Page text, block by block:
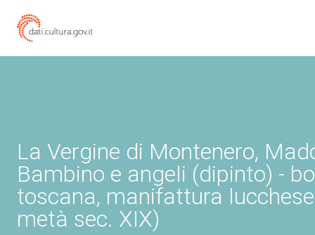
La Vergine di Montenero,
Bambino e angeli (dipinto) -
toscana, manifattura
metà sec. XIX)